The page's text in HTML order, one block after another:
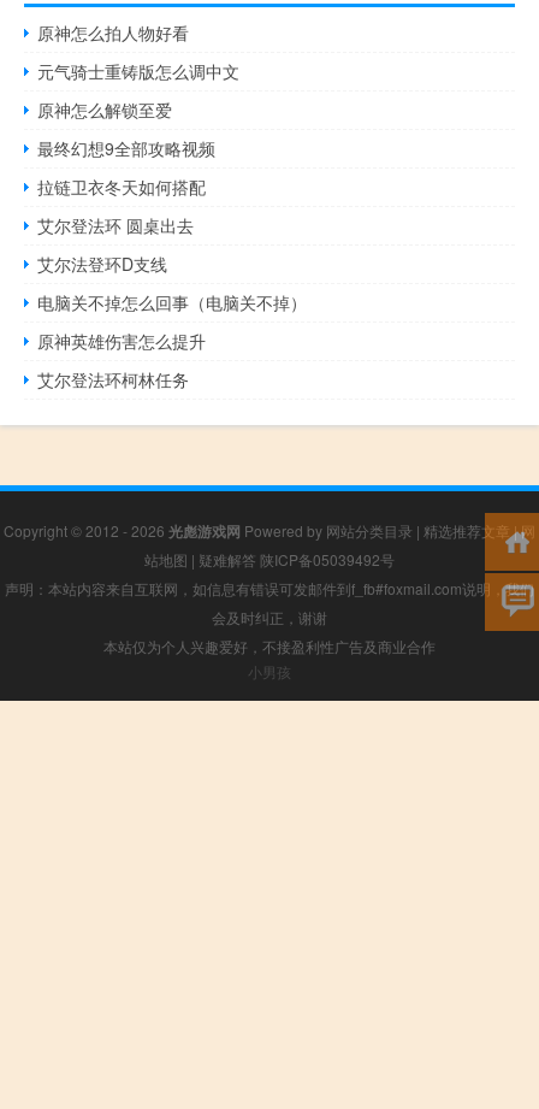
原神怎么拍人物好看
元气骑士重铸版怎么调中文
原神怎么解锁至爱
最终幻想9全部攻略视频
拉链卫衣冬天如何搭配
艾尔登法环 圆桌出去
艾尔法登环D支线
电脑关不掉怎么回事（电脑关不掉）
原神英雄伤害怎么提升
艾尔登法环柯林任务
Copyright © 2012 - 2026 光彪游戏网 Powered by 网站分类目录 | 精选推荐文章 |网
站地图 | 疑难解答 陕ICP备05039492号
声明：本站内容来自互联网，如信息有错误可发邮件到f_fb#foxmail.com说明，我们
会及时纠正，谢谢
本站仅为个人兴趣爱好，不接盈利性广告及商业合作
小男孩